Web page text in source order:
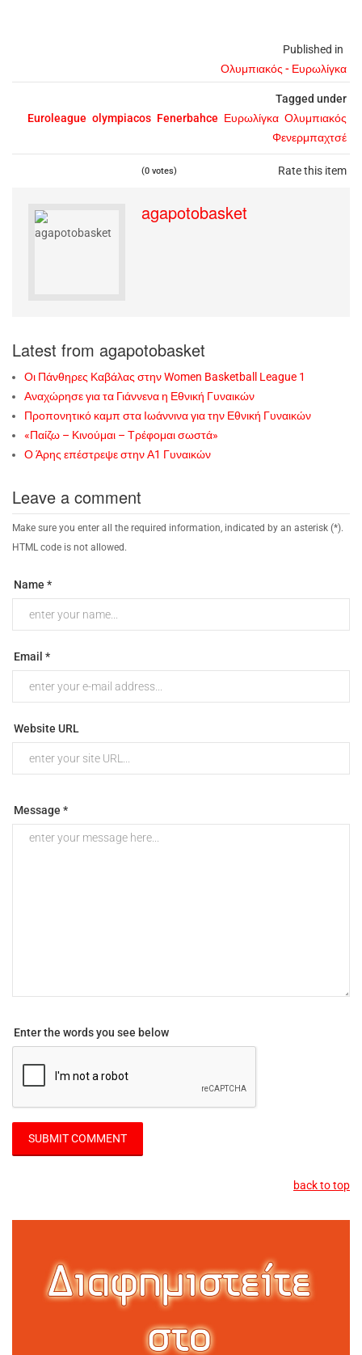
Published in
Ολυμπιακός - Ευρωλίγκα
Tagged under
Euroleague olympiacos Fenerbahce Ευρωλίγκα Ολυμπιακός
Φενερμπαχτσέ
Rate this item
(0 votes)
agapotobasket
Latest from agapotobasket
Οι Πάνθηρες Καβάλας στην Women Basketball League 1
Αναχώρησε για τα Γιάννενα η Εθνική Γυναικών
Προπονητικό καμπ στα Ιωάννινα για την Εθνική Γυναικών
«Παίζω – Κινούμαι – Τρέφομαι σωστά»
Ο Άρης επέστρεψε στην Α1 Γυναικών
Leave a comment
Make sure you enter all the required information, indicated by an asterisk (*).
HTML code is not allowed.
Name *
Email *
Website URL
Message *
Enter the words you see below
back to top